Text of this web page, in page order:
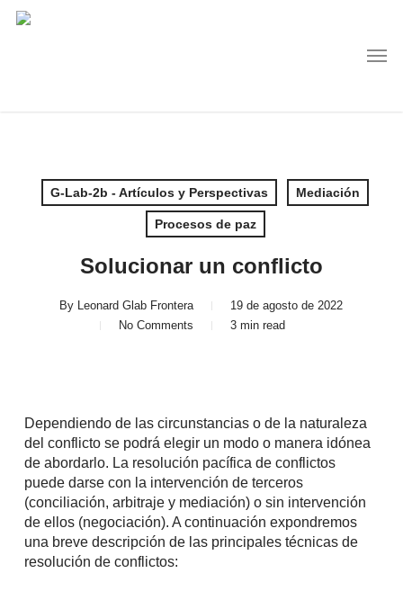
Skip
G-Lab-2b - Artículos y Perspectivas Mediación
Procesos de paz
Solucionar un conflicto
By Leonard Glab Frontera
19 de agosto de 2022
No Comments
3 min read
Dependiendo de las circunstancias o de la naturaleza
del conflicto se podrá elegir un modo o manera idónea
de abordarlo. La resolución pacífica de conflictos
puede darse con la intervención de terceros
(conciliación, arbitraje y mediación) o sin intervención
de ellos (negociación). A continuación expondremos
una breve descripción de las principales técnicas de
resolución de conflictos: